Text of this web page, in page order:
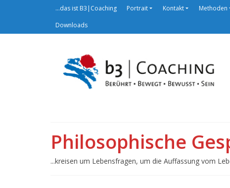
…das ist B3|Coaching Portrait Kontakt Methoden
Downloads
Philosophische
...kreisen um Lebensfragen, um die Auffassung vom